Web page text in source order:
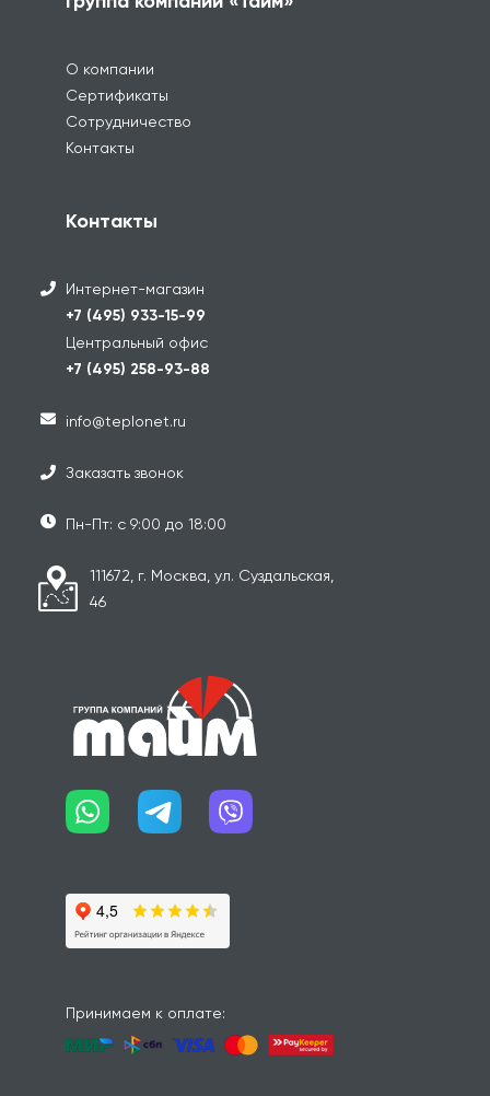
О компании
Сертификаты
Сотрудничество
Контакты
Контакты
Интернет-магазин
+7 (495) 933-15-99
Центральный офис
+7 (495) 258-93-88
info@teplonet.ru
Заказать звонок
Пн-Пт: с 9:00 до 18:00
111672, г. Москва, ул. Суздальская,
46
Принимаем к оплате: